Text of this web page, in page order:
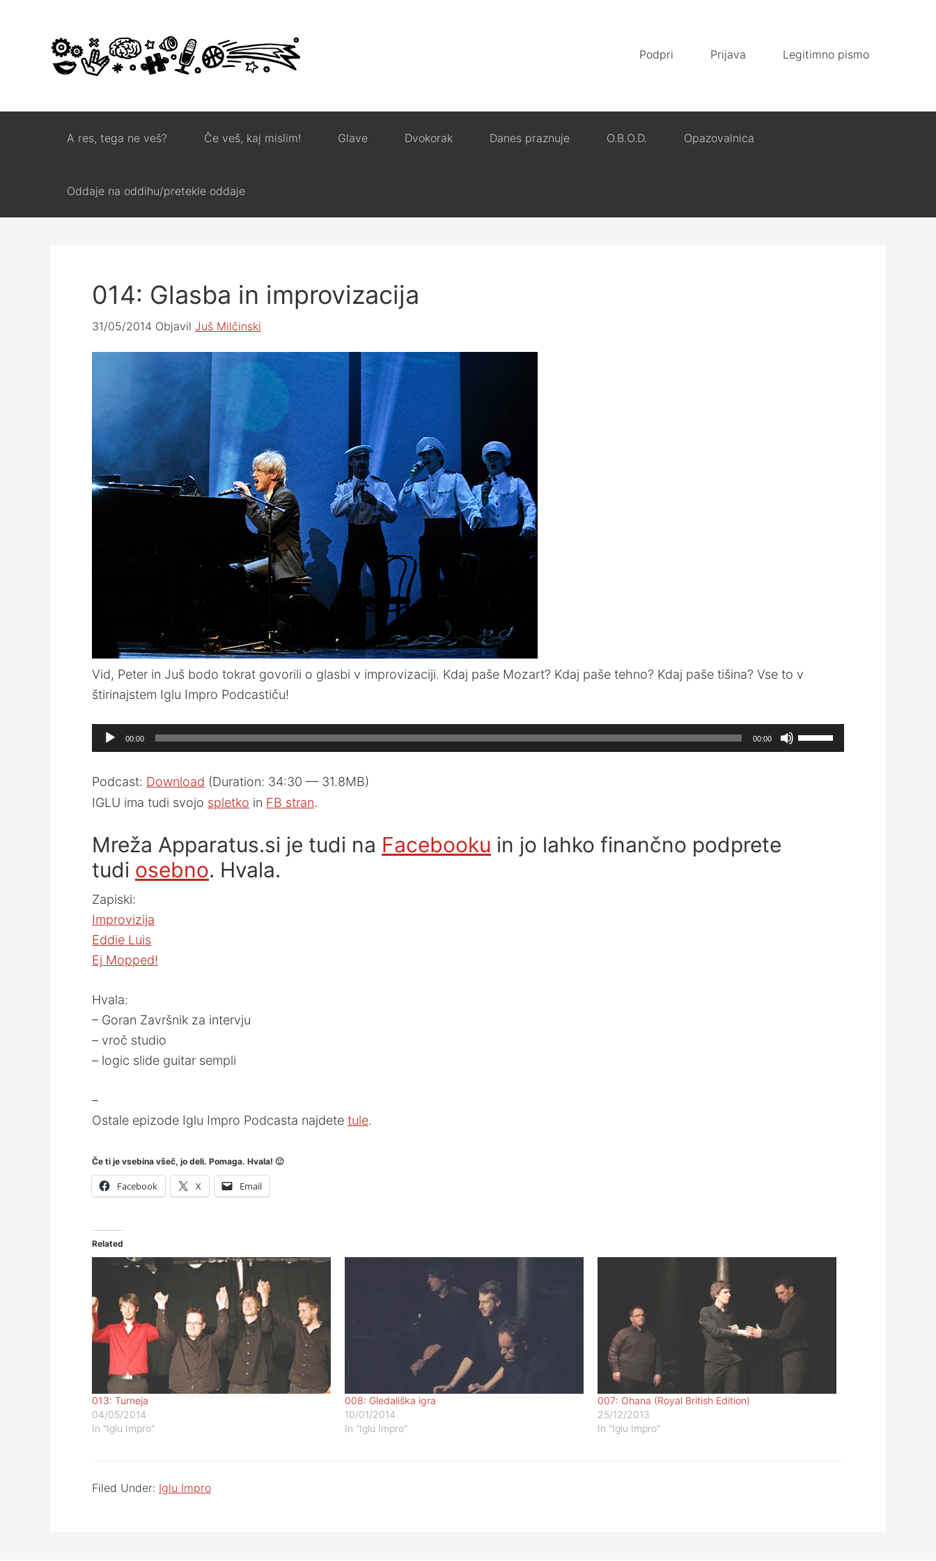
Podpri Prijava Legitimno pismo
A res, tega ne veš? Če veš, kaj mislim! Glave Dvokorak Danes praznuje O.B.O.D. Opazovalnica
Oddaje na oddihu/pretekle oddaje
014: Glasba in improvizacija
31/05/2014 Objavil Juš Milčinski
Vid, Peter in Juš bodo tokrat govorili o glasbi v improvizaciji. Kdaj paše Mozart? Kdaj paše tehno? Kdaj paše tišina? Vse to v
štirinajstem Iglu Impro Podcastiču!
Audio
Player
00:00 00:00
Use
Up/Down
Podcast: Download (Duration: 34:30 — 31.8MB)
IGLU ima tudi svojo spletko in FB stran.
Mreža Apparatus.si je tudi na Facebooku in jo lahko finančno podprete
tudi osebno. Hvala.
Zapiski:
Improvizija
Eddie Luis
Ej Mopped!
Hvala:
– Goran Završnik za intervju
– vroč studio
– logic slide guitar sempli
–
Ostale epizode Iglu Impro Podcasta najdete tule.
Če ti je vsebina všeč, jo deli. Pomaga. Hvala! 🙂
Facebook X Email
Related
013: Turneja
04/05/2014
In "Iglu Impro"
008: Gledališka igra
10/01/2014
In "Iglu Impro"
007: Ohana (Royal British Edition)
25/12/2013
In "Iglu Impro"
Filed Under: Iglu Impro